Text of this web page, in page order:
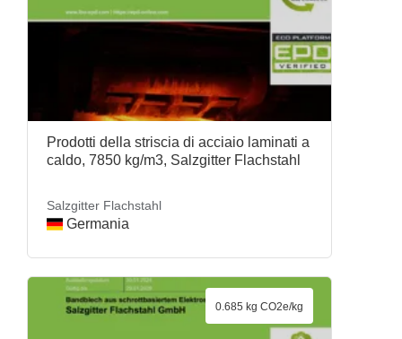
Prodotti della striscia di acciaio laminati a
caldo, 7850 kg/m3, Salzgitter Flachstahl
Salzgitter Flachstahl
Germania
0.685 kg CO2e/kg